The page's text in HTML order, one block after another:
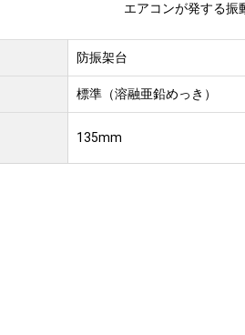
エアコンが発する振
防振架台
標準（溶融亜鉛めっき）
135mm